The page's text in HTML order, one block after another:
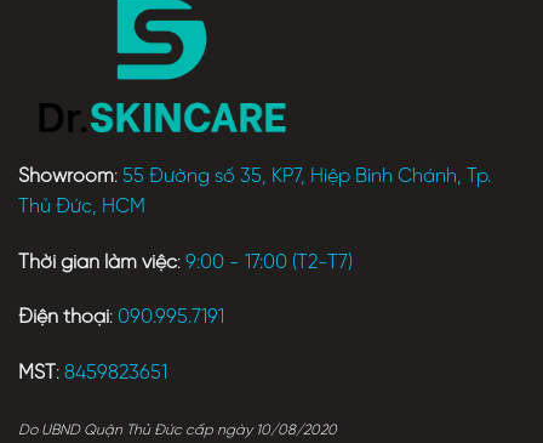
Showroom: 55 Đường số 35, KP7, Hiệp Bình Chánh, Tp.
Thủ Đức, HCM
Thời gian làm việc: 9:00 - 17:00 (T2-T7)
Điện thoại: 090.995.7191
MST : 8459823651
Do UBND Quận Thủ Đức cấp ngày 10/08/2020